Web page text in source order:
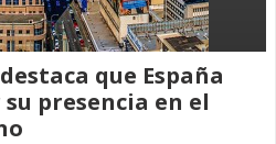
que España
presencia en el